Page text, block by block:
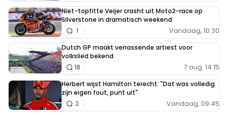
Niet-topfitte Veijer crasht uit Moto2-race op
Silverstone in dramatisch weekend
Vandaag, 10:30
1
Dutch GP maakt verrassende artiest voor
volkslied bekend
7 aug. 14:15
18
Herbert wijst Hamilton terecht: "Dat was volledig
zijn eigen fout, punt uit"
Vandaag, 09:45
2